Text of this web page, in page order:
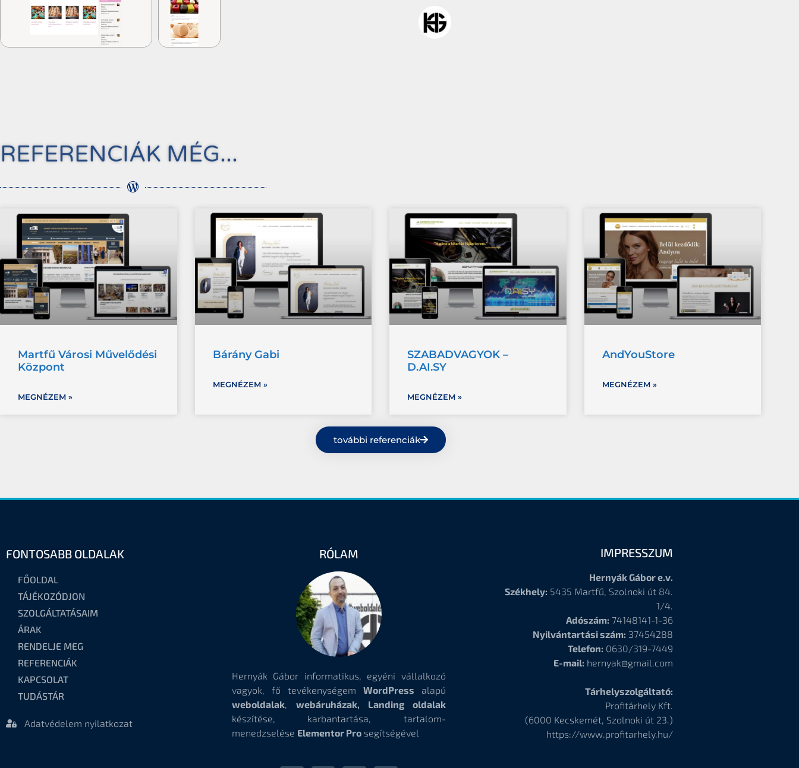
REFERENCIÁK MÉG...
Martfű Városi Művelődési
Központ
MEGNÉZEM »
Bárány Gabi
MEGNÉZEM »
SZABADVAGYOK –
D.AI.SY
MEGNÉZEM »
AndYouStore
MEGNÉZEM »
további referenciák
FONTOSABB OLDALAK
FŐOLDAL
TÁJÉKOZÓDJON
SZOLGÁLTATÁSAIM
ÁRAK
RENDELJE MEG
REFERENCIÁK
KAPCSOLAT
TUDÁSTÁR
Adatvédelem nyilatkozat
RÓLAM
Hernyák Gábor informatikus, egyéni vállalkozó
vagyok, fő tevékenységem WordPress alapú
weboldalak, webáruházak, Landing oldalak
készítése, karbantartása, tartalom-
menedzselése Elementor Prosegítségével
IMPRESSZUM
Hernyák Gábor e.v.
Székhely: 5435 Martfű, Szolnoki út 84.
1/4.
Adószám: 74148141-1-36
Nyilvántartási szám: 37454288
Telefon: 0630/319-7449
E-mail: hernyak@gmail.com
Tárhelyszolgáltató:
Profitárhely Kft.
(6000 Kecskemét, Szolnoki út 23.)
https://www.profitarhely.hu/